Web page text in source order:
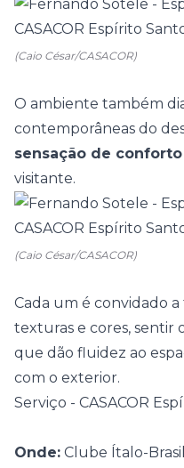
(Caio César/CASACOR)
O ambiente também
contemporâneas do
sensação de conforto
visitante.
(Caio César/CASACOR)
Cada um é convidado
texturas e cores, sentir
que dão fluidez ao
com o exterior.
Serviço - CASACOR
Onde: Clube Ítalo-